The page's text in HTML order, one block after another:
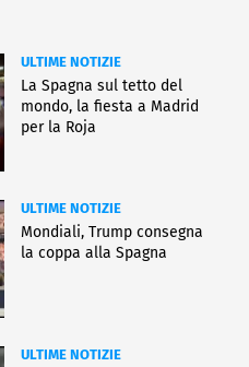
ULTIME NOTIZIE
La Spagna sul tetto del
mondo, la fiesta a Madrid
per la Roja
ULTIME NOTIZIE
Mondiali, Trump consegna
la coppa alla Spagna
ULTIME NOTIZIE